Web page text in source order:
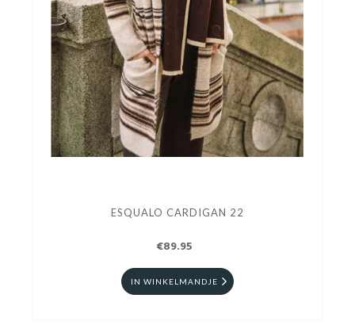
ESQUALO CARDIGAN 22
€89.95
IN WINKELMANDJE